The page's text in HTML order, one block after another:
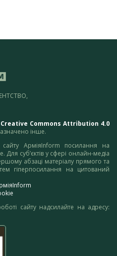
Creative Commons Attribution 4.0
інше.
АрміяInform посилання на
Для суб’єктів у сфері онлайн-медіа
абзаці матеріалу прямого та
гіперпосилання на цитований
сайту надсилайте на адресу: